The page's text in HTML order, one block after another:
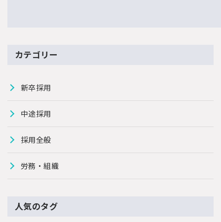
カテゴリー
新卒採用
中途採用
採用全般
労務・組織
人気のタグ